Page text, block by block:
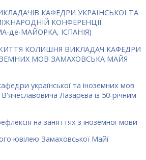
КАФЕДРИ УКРАЇНСЬКОЇ ТА
КОНФЕРЕНЦІЇ
де-МАЙОРКА, ІСПАНІЯ)
КОЛИШНЯ ВИКЛАДАЧ КАФЕДРИ
МОВ ЗАМАХОВСЬКА МАЙЯ
української та іноземних мов
Лазарєва із 50-річним
на заняттях з іноземної мови
ювілею Замаховської Майї